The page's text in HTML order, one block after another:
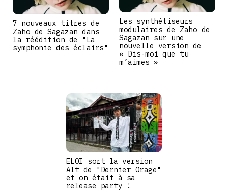
7 nouveaux titres de
Zaho de Sagazan dans
la réédition de "La
symphonie des éclairs"
Les synthétiseurs
modulaires de Zaho de
Sagazan sur une
nouvelle version de
« Dis-moi que tu
m’aimes »
ELOI sort la version
Alt de "Dernier Orage"
et on était à sa
release party !